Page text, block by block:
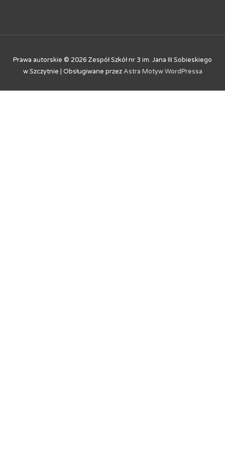
Prawa autorskie © 2026 Zespół Szkół nr 3 im. Jana III Sobieskiego
w Szczytnie | Obsługiwane przezAstra Motyw WordPressa